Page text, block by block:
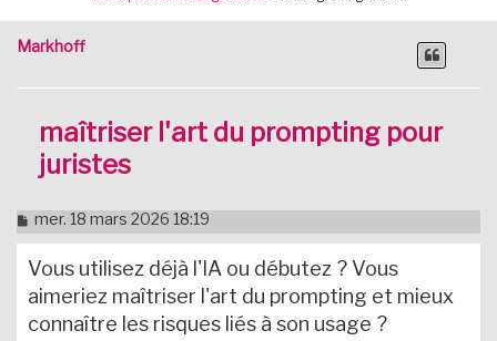
Markhoff
maîtriser l'art du prompting pour
juristes
M
e
s
a
g
e
mer. 18 mars 2026 18:19
Vous utilisez déjà l'IA ou débutez ? Vous
aimeriez maîtriser l'art du prompting et mieux
connaître les risques liés à son usage ?